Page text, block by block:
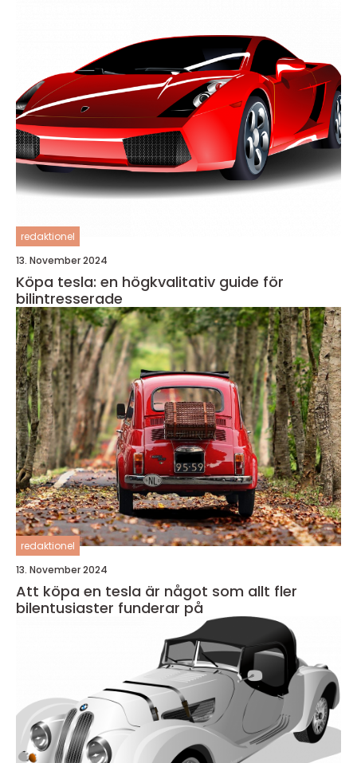
redaktionel
13. November 2024
Köpa tesla: en högkvalitativ guide för
bilintresserade
redaktionel
13. November 2024
Att köpa en tesla är något som allt fler
bilentusiaster funderar på